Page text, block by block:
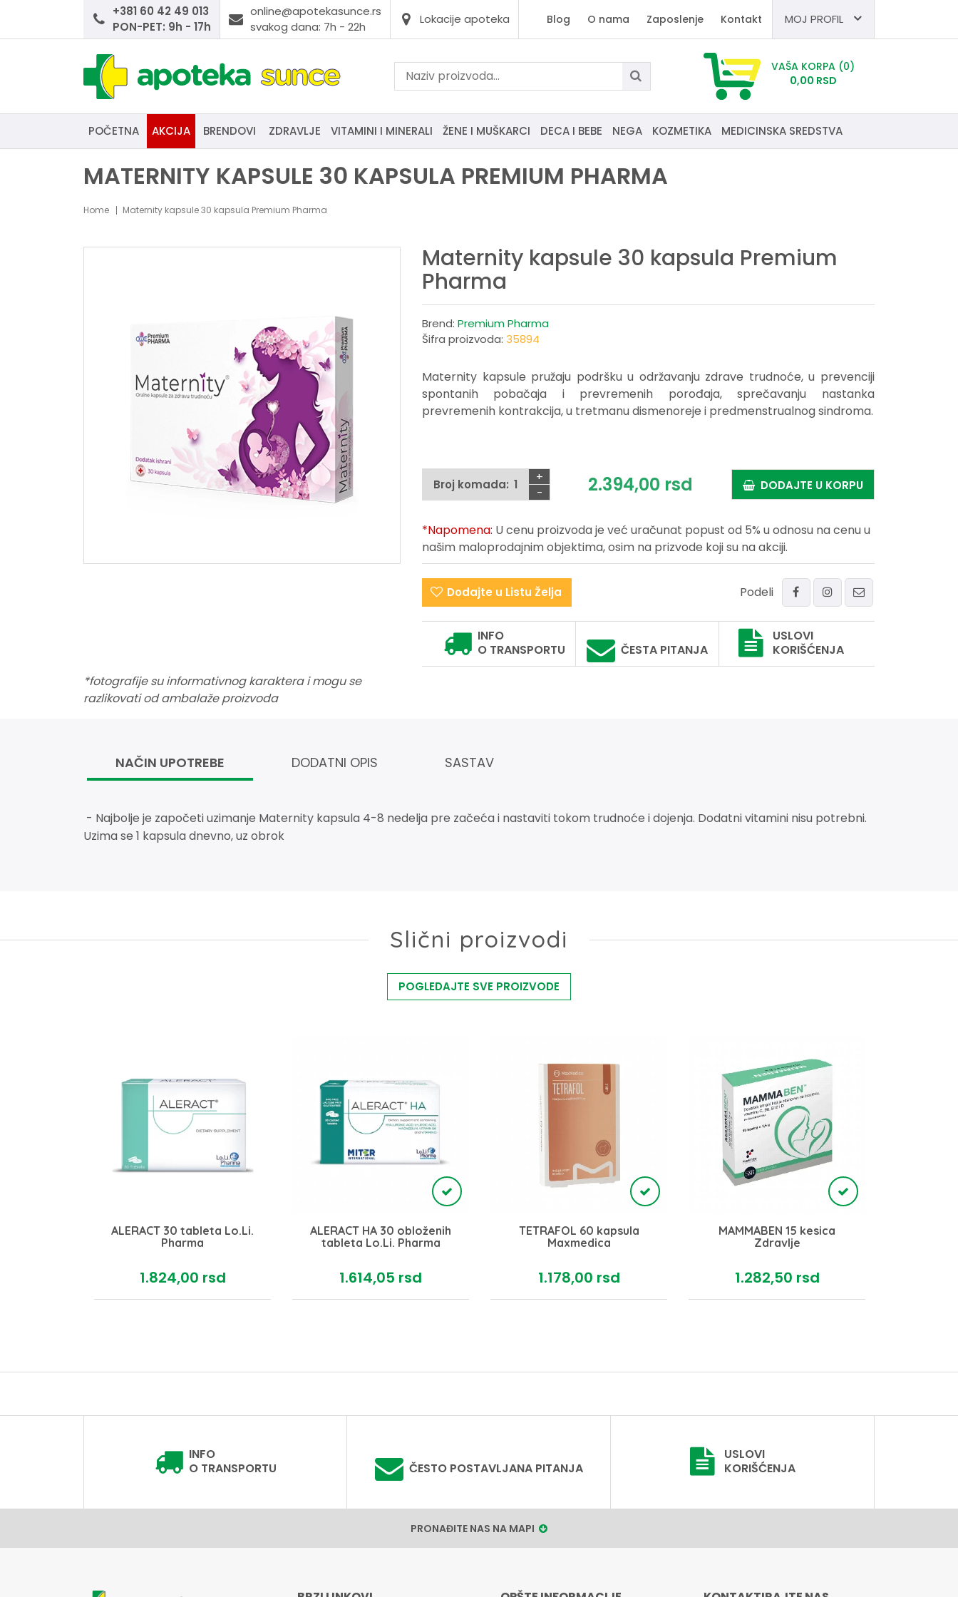
+381 60 42 49 013
PON-PET: 9h - 17h
online@apotekasunce.rs
svakog dana: 7h - 22h
Lokacije apoteka Blog O nama Zaposlenje Kontakt MOJ PROFIL
VAŠA KORPA (0)
0,00 RSD
POČETNA AKCIJA BRENDOVI ZDRAVLJE VITAMINI I MINERALI ŽENE I MUŠKARCI DECA I BEBE NEGA KOZMETIKA MEDICINSKA SREDSTVA
MATERNITY KAPSULE 30 KAPSULA PREMIUM PHARMA
Home Maternity kapsule 30 kapsula Premium Pharma
*fotografije su informativnog karaktera i mogu se
razlikovati od ambalaže proizvoda
Maternity kapsule 30 kapsula Premium
Pharma
Brend: Premium Pharma
Šifra proizvoda: 35894
Maternity kapsule pružaju podršku u održavanju zdrave trudnoće, u prevenciji
spontanih pobačaja i prevremenih porođaja, sprečavanju nastanka
prevremenih kontrakcija, u tretmanu dismenoreje i predmenstrualnog sindroma.
Broj komada:
+
-
2.394,00 rsd DODAJTE U KORPU
*Napomena: U cenu proizvoda je već uračunat popust od 5% u odnosu na cenu u
našim maloprodajnim objektima, osim na prizvode koji su na akciji.
Dodajte u Listu Želja Podeli
INFO
O TRANSPORTU
ČESTA PITANJA
USLOVI
KORIŠĆENJA
NAČIN UPOTREBE DODATNI OPIS SASTAV
- Najbolje je započeti uzimanje Maternity kapsula 4-8 nedelja pre začeća i nastaviti tokom trudnoće i dojenja. Dodatni vitamini nisu potrebni.
Uzima se 1 kapsula dnevno, uz obrok
Slični proizvodi
POGLEDAJTE SVE PROIZVODE
ALERACT 30 tableta Lo.Li.
Pharma
1.824,00 rsd
ALERACT HA 30 obloženih
tableta Lo.Li. Pharma
1.614,05 rsd
TETRAFOL 60 kapsula
Maxmedica
1.178,00 rsd
MAMMABEN 15 kesica
Zdravlje
1.282,50 rsd
INFO
O TRANSPORTU
ČESTO POSTAVLJANA PITANJA
USLOVI
KORIŠĆENJA
PRONAĐITE NAS NA MAPI